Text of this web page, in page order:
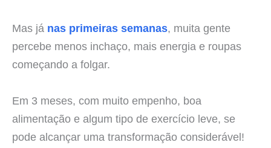
Mas já nas primeiras semanas, muita gente
percebe menos inchaço, mais energia e roupas
começando a folgar.
Em 3 meses, com muito empenho, boa
alimentação e algum tipo de exercício leve, se
pode alcançar uma transformação considerável!